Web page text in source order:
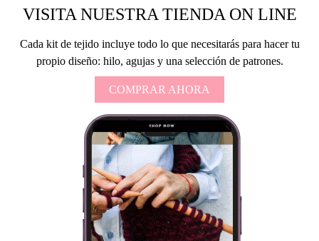
VISITA NUESTRA TIENDA ON LINE
Cada kit de tejido incluye todo lo que necesitarás para hacer tu
propio diseño: hilo, agujas y una selección de patrones.
COMPRAR AHORA